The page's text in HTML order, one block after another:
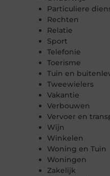
Particuliere
Rechten
Relatie
Sport
Telefonie
Toerisme
Tuin en
Tweewielers
Vakantie
Verbouwen
Vervoer en
Wijn
Winkelen
Woning en Tuin
Woningen
Zakelijk